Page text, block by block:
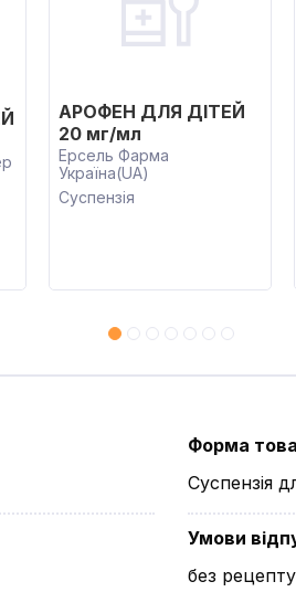
АРОФЕН ДЛЯ ДІТЕЙ
20 мг/мл
Ерсель Фарма
Україна(UA)
Суспензія
Форма
Суспензія
Умови
без рецепту